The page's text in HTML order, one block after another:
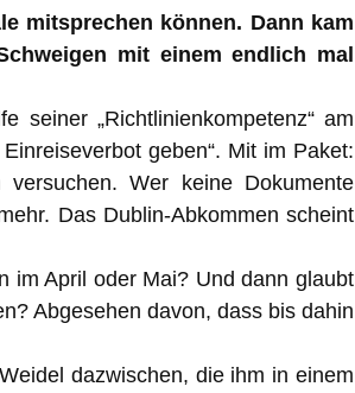
mitsprechen können. Dann kam
mit einem endlich mal
seiner „Richtlinienkompetenz“ am
geben“. Mit im Paket:
versuchen. Wer keine Dokumente
Das Dublin-Abkommen scheint
im April oder Mai? Und dann glaubt
Abgesehen davon, dass bis dahin
dazwischen, die ihm in einem